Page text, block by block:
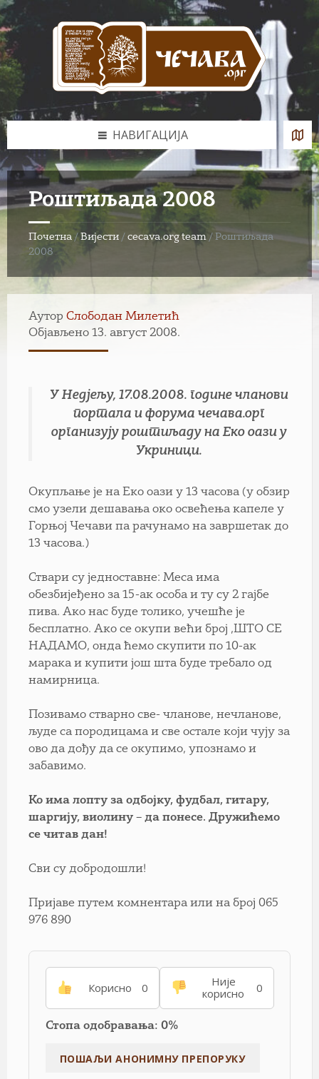
Skip
to
content
Skip
to
left
sidebar
Skip
to
footer
НАВИГАЦИЈА
Роштиљада 2008
Почетна /Вијести / cecava.org team / Роштиљада
2008
Аутор Слободан Милетић
Објављено 13. август 2008.
У Недјељу, 17.08.2008. године чланови
портала и форума чечава.орг
организују роштиљаду на Еко оази у
Укриници.
Окупљање је на Еко оази у 13 часова (у обзир
смо узели дешавања око освећења капеле у
Горњој Чечави па рачунамо на завршетак до
13 часова.)
Ствари су једноставне: Меса има
обезбијеђено за 15-ак особа и ту су 2 гајбе
пива. Ако нас буде толико, учешће је
бесплатно. Ако се окупи већи број ,ШТО СЕ
НАДАМО, онда ћемо скупити по 10-ак
марака и купити још шта буде требало од
намирница.
Позивамо стварно све- чланове, нечланове,
људе са породицама и све остале који чују за
ово да дођу да се окупимо, упознамо и
забавимо.
Ко има лопту за одбојку, фудбал, гитару,
шаргију, виолину – да понесе. Дружићемо
се читав дан!
Сви су добродошли!
Пријаве путем комнентара или на број 065
976 890
Корисно 0
Није
корисно
0
Стопа одобравања: 0%